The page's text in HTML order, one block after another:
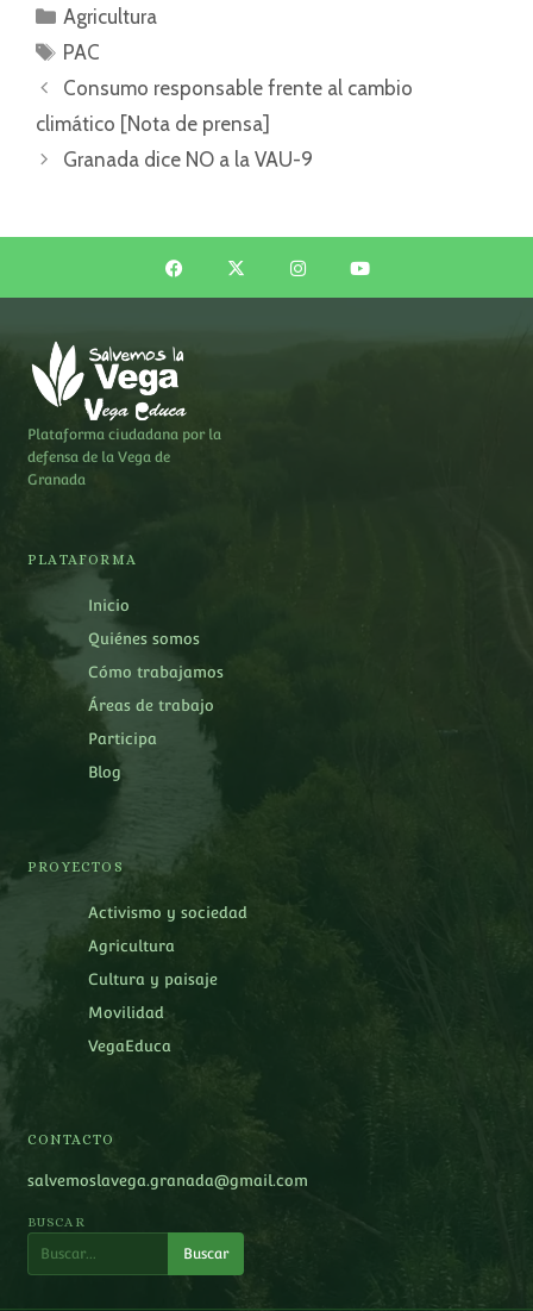
Agricultura
PAC
Consumo responsable frente al cambio
climático [Nota de prensa]
Granada dice NO a la VAU-9
Plataforma ciudadana por la
defensa de la Vega de
Granada
PLATAFORMA
Inicio
Quiénes somos
Cómo trabajamos
Áreas de trabajo
Participa
Blog
PROYECTOS
Activismo y sociedad
Agricultura
Cultura y paisaje
Movilidad
VegaEduca
CONTACTO
salvemoslavega.granada@gmail.com
BUSCAR
Buscar